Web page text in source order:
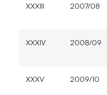
XXXIII 2007/08
XXXIV 2008/09
XXXV 2009/10